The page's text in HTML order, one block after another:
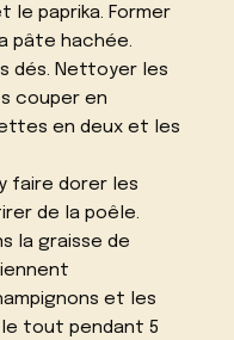
le paprika. Former
pâte hachée.
dés. Nettoyer les
couper en
en deux et les
faire dorer les
de la poêle.
la graisse de
et les
tout pendant 5